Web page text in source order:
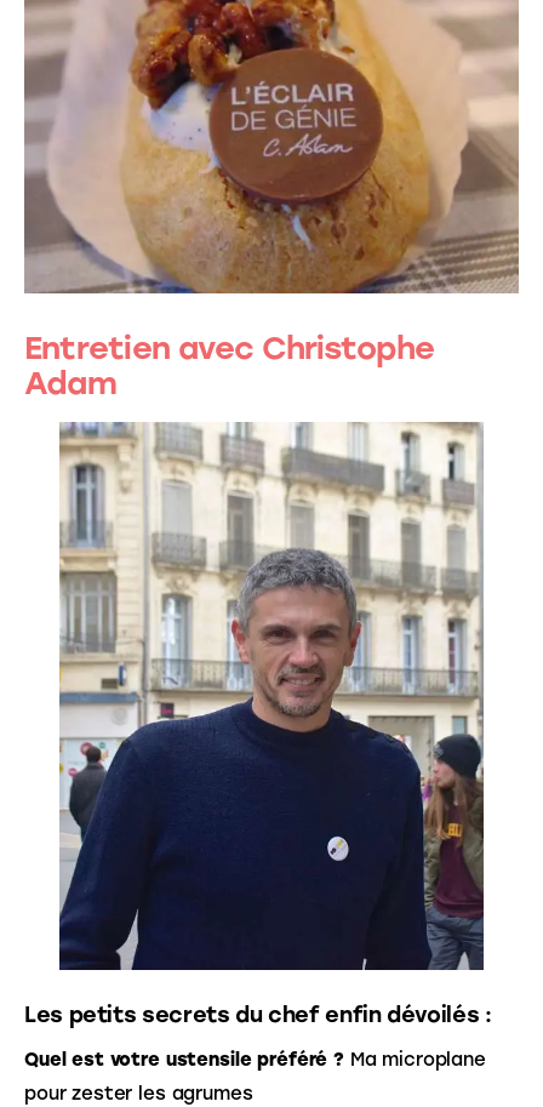
Entretien avec Christophe
Adam
Les petits secrets du chef enfin dévoilés :
Quel est votre ustensile préféré ? Ma microplane
pour zester les agrumes